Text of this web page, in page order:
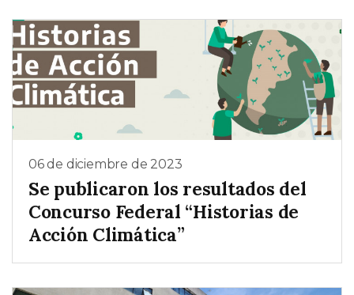
06 de diciembre de 2023
Se publicaron los resultados del
Concurso Federal “Historias de
Acción Climática”